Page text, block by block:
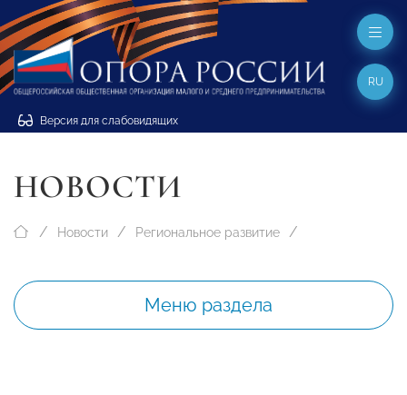
Версия для слабовидящих
RU
НОВОСТИ
Новости Региональное развитие
Меню раздела